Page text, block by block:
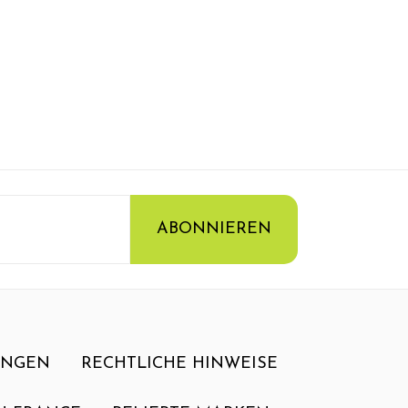
RECHTLICHE HINWEISE